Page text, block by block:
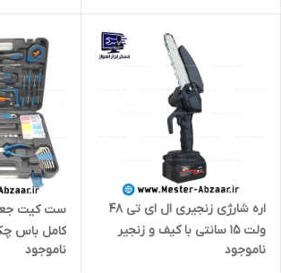
NEOPOWER
اره شارژی زنجیری ال ای تی 48
ولت 15 سانتی با کیف و زنجیر
مدل LET 48VH
ناموجود
کامل باس
بکس پیچ
ناموجود